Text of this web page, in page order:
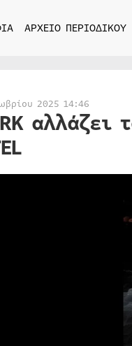
ΑΡΧΕΙΟ ΠΕΡΙΟΔΙΚΟΥ
2025 14:46
αλλάζει